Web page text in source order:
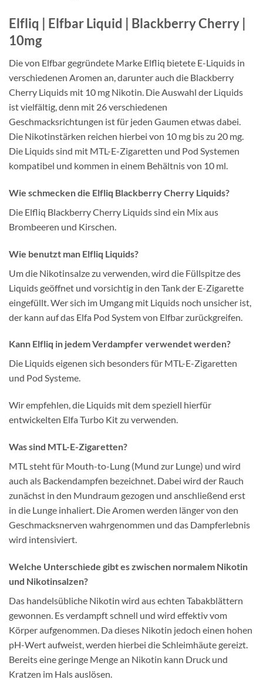
Elfliq | Elfbar Liquid | Blackberry Cherry |
10mg
Die von Elfbar gegründete Marke Elfliq bietete E-Liquids in
verschiedenen Aromen an, darunter auch die Blackberry
Cherry Liquids mit 10 mg Nikotin. Die Auswahl der Liquids
ist vielfältig, denn mit 26 verschiedenen
Geschmacksrichtungen ist für jeden Gaumen etwas dabei.
Die Nikotinstärken reichen hierbei von 10 mg bis zu 20 mg.
Die Liquids sind mit MTL-E-Zigaretten und Pod Systemen
kompatibel und kommen in einem Behältnis von 10 ml.
Wie schmecken die Elfliq Blackberry Cherry Liquids?
Die Elfliq Blackberry Cherry Liquids sind ein Mix aus
Brombeeren und Kirschen.
Wie benutzt man Elfliq Liquids?
Um die Nikotinsalze zu verwenden, wird die Füllspitze des
Liquids geöffnet und vorsichtig in den Tank der E-Zigarette
eingefüllt. Wer sich im Umgang mit Liquids noch unsicher ist,
der kann auf das Elfa Pod System von Elfbar zurückgreifen.
Kann Elfliq in jedem Verdampfer verwendet werden?
Die Liquids eigenen sich besonders für MTL-E-Zigaretten
und Pod Systeme.
Wir empfehlen, die Liquids mit dem speziell hierfür
entwickelten Elfa Turbo Kit zu verwenden.
Was sind MTL-E-Zigaretten?
MTL steht für Mouth-to-Lung (Mund zur Lunge) und wird
auch als Backendampfen bezeichnet. Dabei wird der Rauch
zunächst in den Mundraum gezogen und anschließend erst
in die Lunge inhaliert. Die Aromen werden länger von den
Geschmacksnerven wahrgenommen und das Dampferlebnis
wird intensiviert.
Welche Unterschiede gibt es zwischen normalem Nikotin
und Nikotinsalzen?
Das handelsübliche Nikotin wird aus echten Tabakblättern
gewonnen. Es verdampft schnell und wird effektiv vom
Körper aufgenommen. Da dieses Nikotin jedoch einen hohen
pH-Wert aufweist, werden hierbei die Schleimhäute gereizt.
Bereits eine geringe Menge an Nikotin kann Druck und
Kratzen im Hals auslösen.